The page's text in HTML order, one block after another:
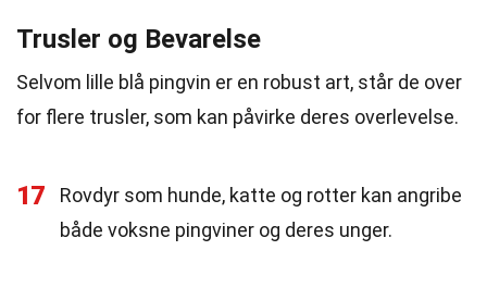
Trusler og Bevarelse
Selvom lille blå pingvin er en robust art, står de over
for flere trusler, som kan påvirke deres overlevelse.
17
Rovdyr som hunde, katte og rotter kan angribe
både voksne pingviner og deres unger.